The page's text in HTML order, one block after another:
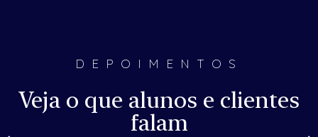
DEPOIMENTOS
Veja o que alunos e clientes
falam